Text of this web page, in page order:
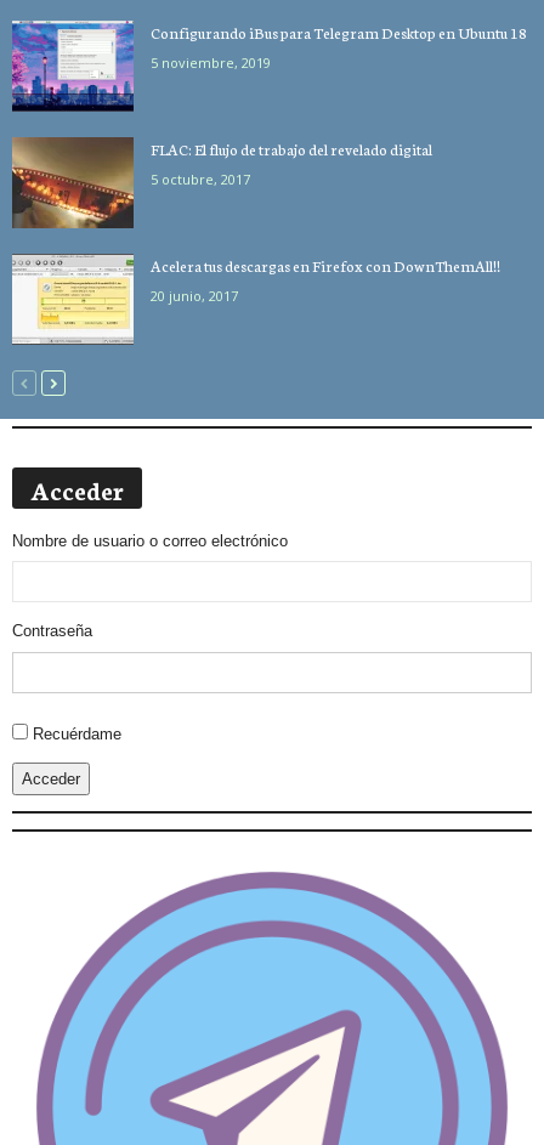
Configurando iBus para Telegram Desktop en Ubuntu 18
5 noviembre, 2019
FLAC: El flujo de trabajo del revelado digital
5 octubre, 2017
Acelera tus descargas en Firefox con DownThemAll!!
20 junio, 2017
Acceder
Nombre de usuario o correo electrónico
Contraseña
Alternative:
Recuérdame
Acceder